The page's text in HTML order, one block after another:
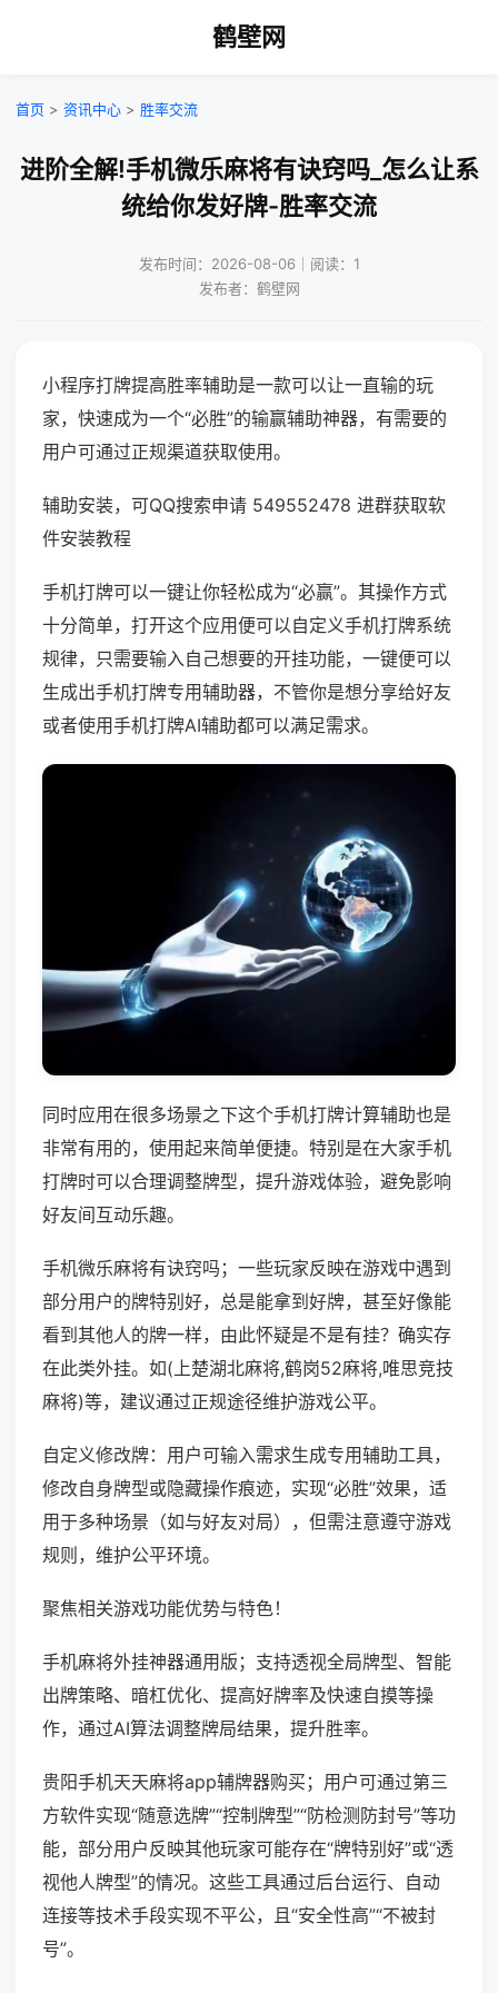
鹤壁网
首页 > 资讯中心 > 胜率交流
进阶全解!手机微乐麻将有诀窍吗_怎么让系
统给你发好牌-胜率交流
发布时间：2026-08-06｜阅读：1
发布者：鹤壁网
小程序打牌提高胜率辅助是一款可以让一直输的玩
家，快速成为一个“必胜”的输赢辅助神器，有需要的
用户可通过正规渠道获取使用。
辅助安装，可QQ搜索申请 549552478 进群获取软
件安装教程
手机打牌可以一键让你轻松成为“必赢”。其操作方式
十分简单，打开这个应用便可以自定义手机打牌系统
规律，只需要输入自己想要的开挂功能，一键便可以
生成出手机打牌专用辅助器，不管你是想分享给好友
或者使用手机打牌AI辅助都可以满足需求。
同时应用在很多场景之下这个手机打牌计算辅助也是
非常有用的，使用起来简单便捷。特别是在大家手机
打牌时可以合理调整牌型，提升游戏体验，避免影响
好友间互动乐趣。
手机微乐麻将有诀窍吗；一些玩家反映在游戏中遇到
部分用户的牌特别好，总是能拿到好牌，甚至好像能
看到其他人的牌一样，由此怀疑是不是有挂？确实存
在此类外挂。如(上楚湖北麻将,鹤岗52麻将,唯思竞技
麻将)等，建议通过正规途径维护游戏公平。
自定义修改牌：用户可输入需求生成专用辅助工具，
修改自身牌型或隐藏操作痕迹，实现“必胜”效果，适
用于多种场景（如与好友对局），但需注意遵守游戏
规则，维护公平环境。
聚焦相关游戏功能优势与特色！
手机麻将外挂神器通用版；支持透视全局牌型、智能
出牌策略、暗杠优化、提高好牌率及快速自摸等操
作，通过AI算法调整牌局结果，提升胜率。
贵阳手机天天麻将app辅牌器购买；用户可通过第三
方软件实现“随意选牌”“控制牌型”“防检测防封号”等功
能，部分用户反映其他玩家可能存在“牌特别好”或“透
视他人牌型”的情况。这些工具通过后台运行、自动
连接等技术手段实现不平公，且“安全性高”“不被封
号”。